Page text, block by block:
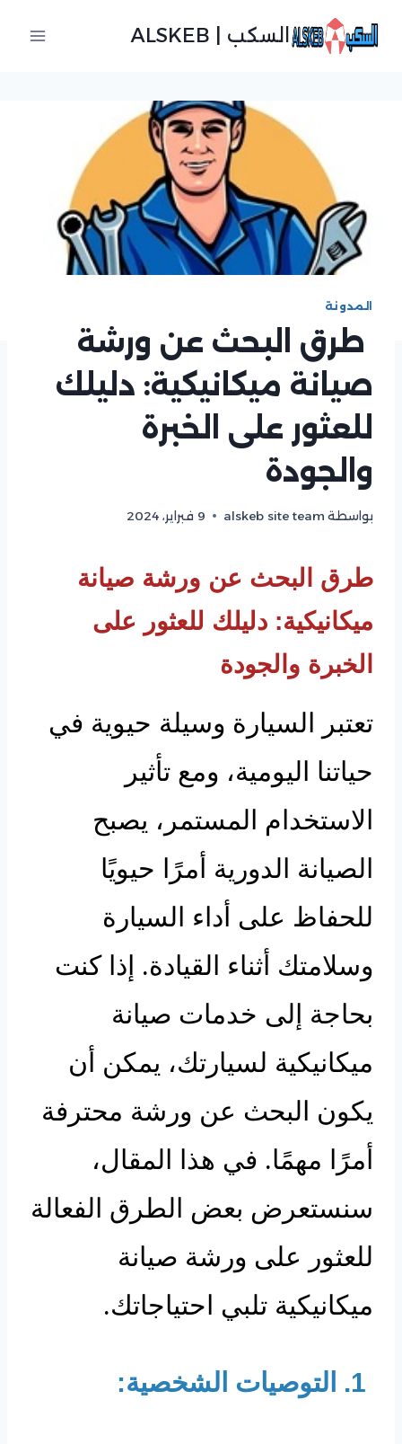
السكب | ALSKEB
المدونة
طرق البحث عن ورشة
صيانة ميكانيكية: دليلك
للعثور على الخبرة
والجودة
بواسطة alskeb site team 9 فبراير، 2024
طرق البحث عن ورشة صيانة
ميكانيكية: دليلك للعثور على
الخبرة والجودة
تعتبر السيارة وسيلة حيوية في
حياتنا اليومية، ومع تأثير
الاستخدام المستمر، يصبح
الصيانة الدورية أمرًا حيويًا
للحفاظ على أداء السيارة
وسلامتك أثناء القيادة. إذا كنت
بحاجة إلى خدمات صيانة
ميكانيكية لسيارتك، يمكن أن
يكون البحث عن ورشة محترفة
أمرًا مهمًا. في هذا المقال،
سنستعرض بعض الطرق الفعالة
للعثور على ورشة صيانة
ميكانيكية تلبي احتياجاتك.